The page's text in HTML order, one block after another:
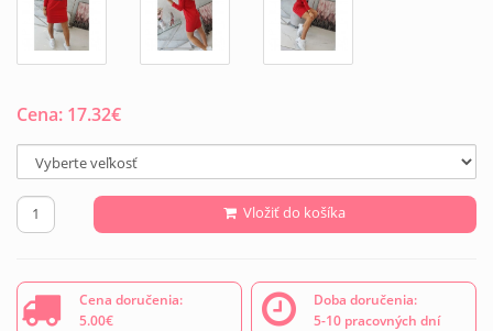
Cena: 17.32€
Vložiť do košíka
Cena doručenia:
5.00€
Doba doručenia:
5-10 pracovných dní